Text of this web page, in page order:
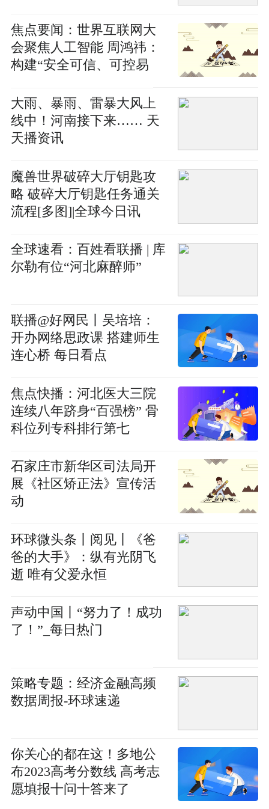
焦点要闻：世界互联网大
会聚焦人工智能 周鸿祎：
构建“安全可信、可控易
大雨、暴雨、雷暴大风上
线中！河南接下来…… 天
天播资讯
魔兽世界破碎大厅钥匙攻
略 破碎大厅钥匙任务通关
流程[多图]|全球今日讯
全球速看：百姓看联播 | 库
尔勒有位“河北麻醉师”
联播@好网民丨吴培培：
开办网络思政课 搭建师生
连心桥 每日看点
焦点快播：河北医大三院
连续八年跻身“百强榜” 骨
科位列专科排行第七
石家庄市新华区司法局开
展《社区矫正法》宣传活
动
环球微头条丨阅见丨《爸
爸的大手》：纵有光阴飞
逝 唯有父爱永恒
声动中国丨“努力了！成功
了！”_每日热门
策略专题：经济金融高频
数据周报-环球速递
你关心的都在这！多地公
布2023高考分数线 高考志
愿填报十问十答来了